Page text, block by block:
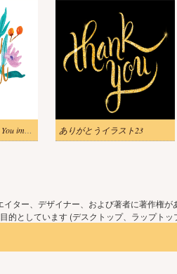
Free Illustration Thank You image ありがとうイラスト23
ター、デザイナー、および著者に著作権
としています (デスクトップ、ラップト